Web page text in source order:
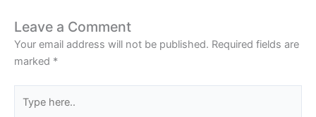
Leave a Comment
Your email address will not be published. Required fields are
marked *
here..